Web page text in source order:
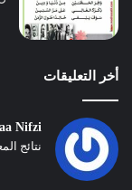
أخر التعليقات
Nifzi
نتائج